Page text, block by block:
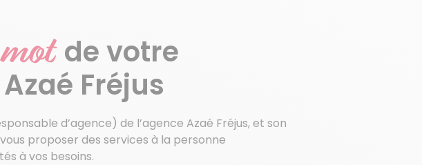
motde votre
Fréjus
d’agence) de l’agence Azaé Fréjus, et son
proposer des services à la personne
à vos besoins.